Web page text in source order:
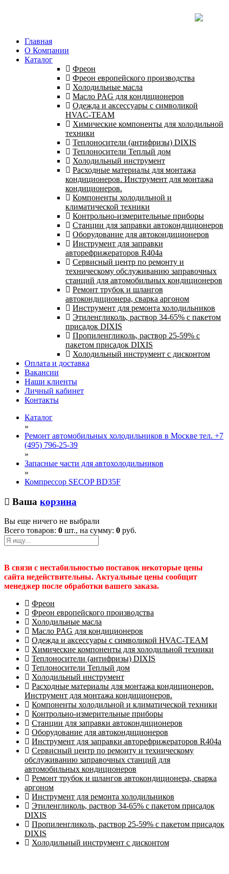
Главная
О Компании
Каталог
Фреон
Фреон европейского производства
Холодильные масла
Масло PAG для кондиционеров
Одежда и аксессуары с символикой
HVAC-TEAM
Химические компоненты для холодильной
техники
Теплоносители (антифризы) DIXIS
Теплоносители Теплый дом
Холодильный инструмент
Расходные материалы для монтажа
кондиционеров. Инструмент для монтажа
кондиционеров.
Компоненты холодильной и
климатической техники
Контрольно-измерительные приборы
Станции для заправки автокондиционеров
Оборудование для автокондиционеров
Инструмент для заправки
авторефрижераторов R404a
Сервисный центр по ремонту и
техническому обслуживанию заправочных
станций для автомобильных кондиционеров
Ремонт трубок и шлангов
автокондиционера, сварка аргоном
Инструмент для ремонта холодильников
Этиленгликоль, раствор 34-65% с пакетом
присадок DIXIS
Пропиленгликоль, раствор 25-59% с
пакетом присадок DIXIS
Холодильный инструмент с дисконтом
Оплата и доставка
Вакансии
Наши клиенты
Личный кабинет
Контакты
Каталог
»
Ремонт автомобильных холодильников в Москве тел. +7
(495) 796-25-39
»
Запасные части для автохолодильников
»
Компрессор SECOP BD35F
Ваша корзина
Вы еще ничего не выбрали
Всего товаров: 0 шт., на сумму: 0 руб.
В связи с нестабильностью поставок некоторые цены
сайта недействительны. Актуальные цены сообщит
менеджер после обработки вашего заказа.
Фреон
Фреон европейского производства
Холодильные масла
Масло PAG для кондиционеров
Одежда и аксессуары с символикой HVAC-TEAM
Химические компоненты для холодильной техники
Теплоносители (антифризы) DIXIS
Теплоносители Теплый дом
Холодильный инструмент
Расходные материалы для монтажа кондиционеров.
Инструмент для монтажа кондиционеров.
Компоненты холодильной и климатической техники
Контрольно-измерительные приборы
Станции для заправки автокондиционеров
Оборудование для автокондиционеров
Инструмент для заправки авторефрижераторов R404a
Сервисный центр по ремонту и техническому
обслуживанию заправочных станций для
автомобильных кондиционеров
Ремонт трубок и шлангов автокондиционера, сварка
аргоном
Инструмент для ремонта холодильников
Этиленгликоль, раствор 34-65% с пакетом присадок
DIXIS
Пропиленгликоль, раствор 25-59% с пакетом присадок
DIXIS
Холодильный инструмент с дисконтом